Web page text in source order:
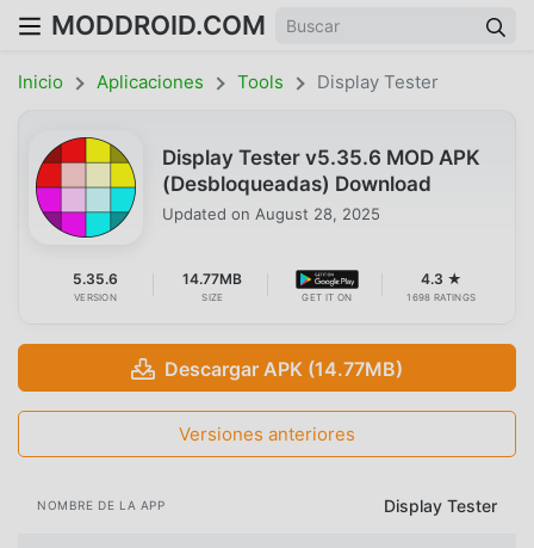
MODDROID.COM
Inicio Aplicaciones Tools Display Tester
Display Tester v5.35.6 MOD APK
(Desbloqueadas) Download
Updated on August 28, 2025
5.35.6
VERSION
14.77MB
SIZE GET IT ON
4.3 ★
1698 RATINGS
Descargar APK (14.77MB)
Versiones anteriores
NOMBRE DE LA APP Display Tester